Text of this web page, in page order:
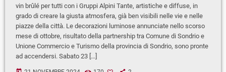
vin brûlé per tutti con i Gruppi Alpini Tante, artistiche e diffuse, in
grado di creare la giusta atmosfera, già ben visibili nelle vie e nelle
piazze della città. Le decorazioni luminose annunciate nello scorso
mese di ottobre, risultato della partnership tra Comune di Sondrio e
Unione Commercio e Turismo della provincia di Sondrio, sono pronte
ad accendersi. Sabato 23 […]